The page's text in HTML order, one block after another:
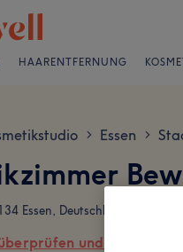
HAARENTFERNUNG
> Essen >
Essen, Deutschland
und online